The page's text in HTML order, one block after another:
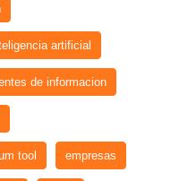
artificial
de informacion
tool empresas